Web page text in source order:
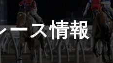
金一覧
成績表
番成績表
レースダ
新馬ダイ
い
ース情報